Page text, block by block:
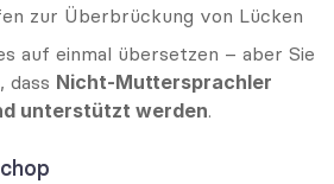
zur Überbrückung von Lücken
auf einmal übersetzen – aber Sie
dass Nicht-Muttersprachler
unterstützt werden.